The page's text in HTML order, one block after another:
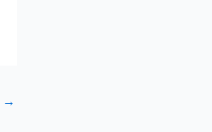
→